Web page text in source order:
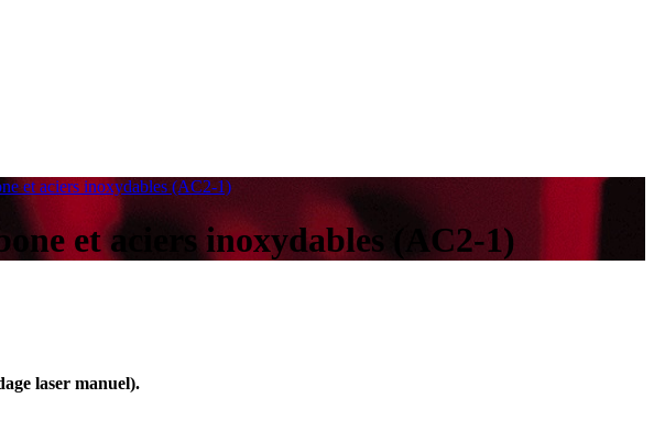
et aciers inoxydables (AC2-1)
et aciers inoxydables (AC2-1)
laser manuel).